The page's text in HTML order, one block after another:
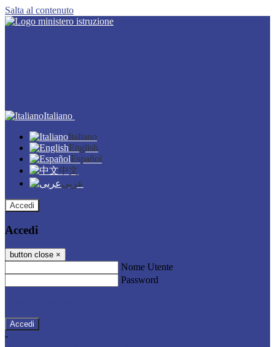
Salta al contenuto
Italiano
Italiano
English
Español
中文
عربى
Accedi
Accedi
button close ×
Nome Utente
Password
-